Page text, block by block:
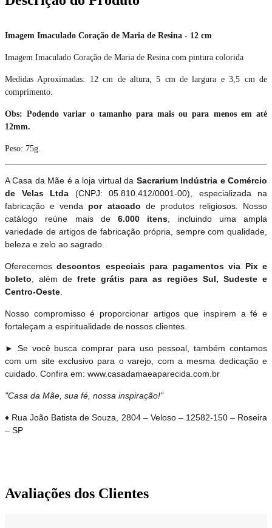
Imagem Imaculado Coração de Maria de Resina - 12 cm
Imagem Imaculado Coração de Maria de Resina com pintura colorida
Medidas Aproximadas: 12 cm de altura, 5 cm de largura e 3,5 cm de
comprimento.
Obs: Podendo variar o tamanho para mais ou para menos em até
12mm.
Peso: 75g.
A Casa da Mãe é a loja virtual da Sacrarium Indústria e Comércio
de Velas Ltda (CNPJ: 05.810.412/0001-00), especializada na
fabricação e venda por atacado de produtos religiosos. Nosso
catálogo reúne mais de 6.000 itens, incluindo uma ampla
variedade de artigos de fabricação própria, sempre com qualidade,
beleza e zelo ao sagrado.
Oferecemosdescontos especiais para pagamentos via Pix e
boleto, além de frete grátis para as regiões Sul, Sudeste e
Centro-Oeste.
Nosso compromisso é proporcionar artigos que inspirem a fé e
fortaleçam a espiritualidade de nossos clientes.
► Se você busca comprar para uso pessoal, também contamos
com um site exclusivo para o varejo, com a mesma dedicação e
cuidado. Confira em: www.casadamaeaparecida.com.br
"Casa da Mãe, sua fé, nossa inspiração!"
♦ Rua João Batista de Souza, 2804 – Veloso – 12582-150 – Roseira
– SP
Avaliações dos Clientes